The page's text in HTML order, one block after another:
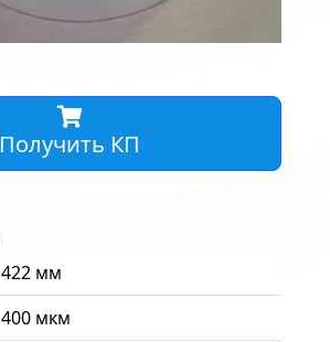
Получить КП
422 мм
400 мкм